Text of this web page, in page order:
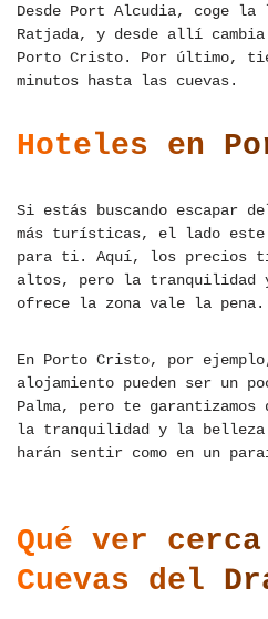
Desde Port Alcudia, coge la
Ratjada, y desde allí
Porto Cristo. Por último,
minutos hasta las cuevas.
Hoteles en
Si estás buscando escapar
más turísticas, el lado
para ti. Aquí, los precios
altos, pero la tranquilidad
ofrece la zona vale la pena.
En Porto Cristo, por
alojamiento pueden ser un
Palma, pero te
la tranquilidad y la
harán sentir como en un
Qué ver
Cuevas del